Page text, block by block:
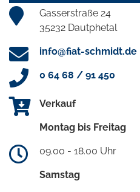
Gasserstraße 24
35232 Dautphetal
info@fiat-schmidt.de
0 64 68 / 91 450
Verkauf
Montag bis Freitag
09.00 - 18.00 Uhr
Samstag